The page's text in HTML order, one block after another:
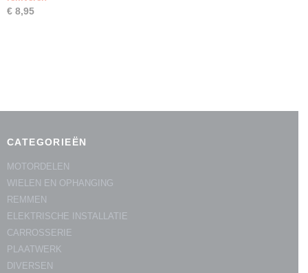
€ 8,95
CATEGORIEËN
MOTORDELEN
WIELEN EN OPHANGING
REMMEN
ELEKTRISCHE INSTALLATIE
CARROSSERIE
PLAATWERK
DIVERSEN